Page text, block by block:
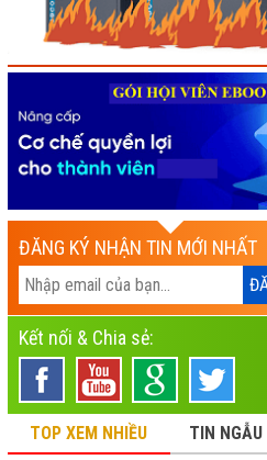
ĐĂNG KÝ NHẬN TIN MỚI NHẤT
Kết nối & Chia sẻ:
TOP XEM NHIỀU
TIN NGẪU